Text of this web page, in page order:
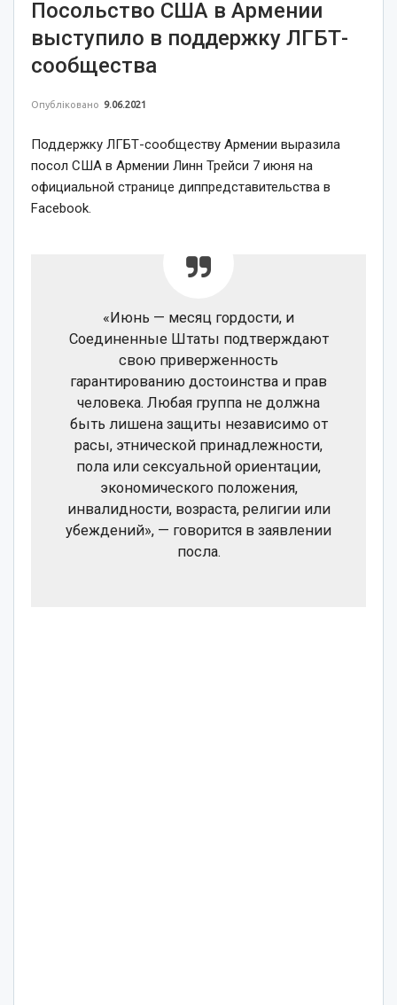
Посольство США в Армении
выступило в поддержку ЛГБТ-
сообщества
Опубліковано 9.06.2021
Поддержку ЛГБТ-сообществу Армении выразила
посол США в Армении Линн Трейси 7 июня на
официальной странице диппредставительства в
Facebook.
«Июнь — месяц гордости, и
Соединенные Штаты подтверждают
свою приверженность
гарантированию достоинства и прав
человека. Любая группа не должна
быть лишена защиты независимо от
расы, этнической принадлежности,
пола или сексуальной ориентации,
экономического положения,
инвалидности, возраста, религии или
убеждений», — говорится в заявлении
посла.